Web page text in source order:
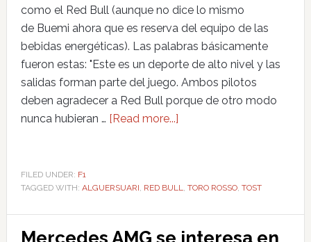
como el Red Bull (aunque no dice lo mismo
de Buemi ahora que es reserva del equipo de las
bebidas energéticas). Las palabras básicamente
fueron estas: "Este es un deporte de alto nivel y las
salidas forman parte del juego. Ambos pilotos
deben agradecer a Red Bull porque de otro modo
nunca hubieran … [Read more...]
FILED UNDER: F1
TAGGED WITH: ALGUERSUARI, RED BULL, TORO ROSSO, TOST